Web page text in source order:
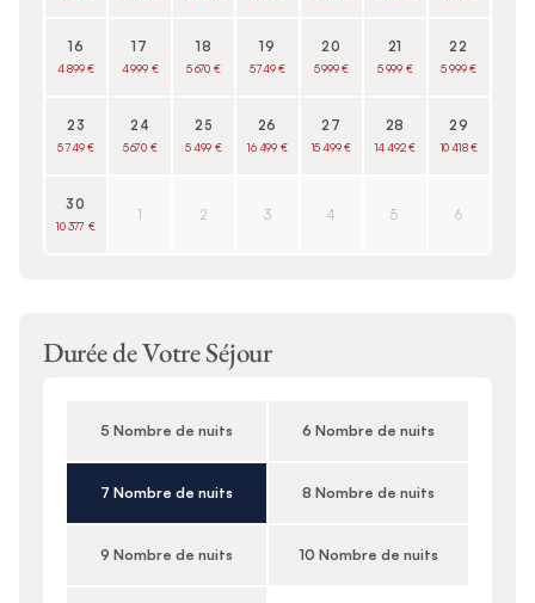
16
4 899 €
17
4 999 €
18
5 670 €
19
5 749 €
20
5 999 €
21
5 999 €
22
5 999 €
23
5 749 €
24
5 670 €
25
5 499 €
26
16 499 €
27
15 499 €
28
14 492 €
29
10 418 €
30
10 377 €
1 2 3 4 5 6
Durée de Votre Séjour
5 Nombre de nuits 6 Nombre de nuits
7 Nombre de nuits 8 Nombre de nuits
9 Nombre de nuits 10 Nombre de nuits